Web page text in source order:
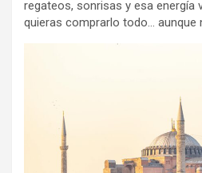
regateos, sonrisas y esa energía
quieras comprarlo todo… aunque